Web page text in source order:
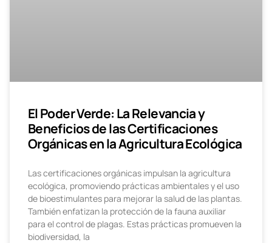
El Poder Verde: La Relevancia y
Beneficios de las Certificaciones
Orgánicas en la Agricultura Ecológica
Las certificaciones orgánicas impulsan la agricultura
ecológica, promoviendo prácticas ambientales y el uso
de bioestimulantes para mejorar la salud de las plantas.
También enfatizan la protección de la fauna auxiliar
para el control de plagas. Estas prácticas promueven la
biodiversidad, la